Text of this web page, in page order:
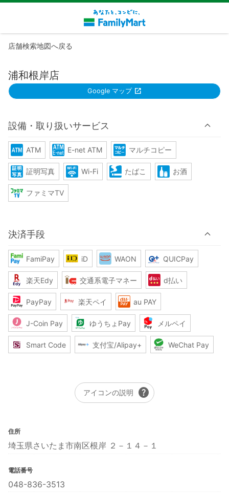
店舗検索地図へ戻る
浦和根岸店
Google マップ
設備・取り扱いサービス
ATM E-net ATM マルチコピー
証明写真 Wi-Fi たばこ お酒
ファミマTV
決済手段
FamiPay iD WAON QUICPay
楽天Edy 交通系電子マネー d払い
PayPay 楽天ペイ au PAY
J-Coin Pay ゆうちょPay メルペイ
Smart Code 支付宝/Alipay+ WeChat Pay
アイコンの説明 help
住所
埼玉県さいたま市南区根岸 ２－１４－１
電話番号
048-836-3513